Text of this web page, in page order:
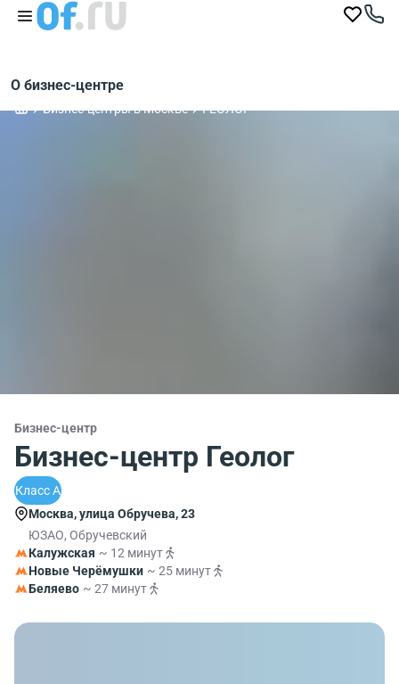
О бизнес-центре
Бизнес-центры в Москве ГЕОЛОГ
Бизнес-центр
Бизнес-центр Геолог
Класс A
Москва, улица Обручева, 23
ЮЗАО, Обручевский
Калужская ~ 12 минут
Новые Черёмушки ~ 25 минут
Беляево ~ 27 минут